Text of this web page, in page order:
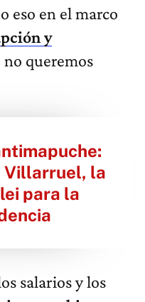
eso en el marco
y
no queremos
Villarruel, la
para la
salarios y los